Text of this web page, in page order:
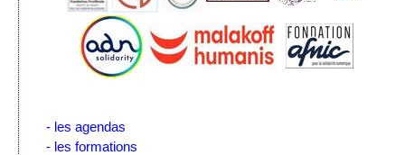
- les agendas
- les formations